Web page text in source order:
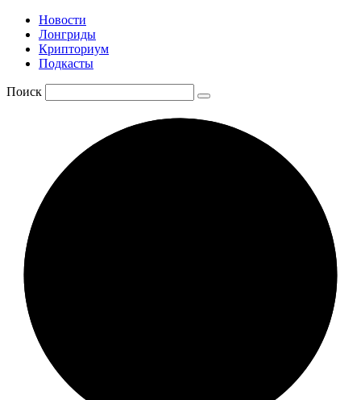
Новости
Лонгриды
Крипториум
Подкасты
Поиск